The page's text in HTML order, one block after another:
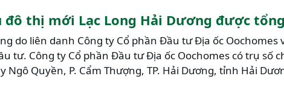
thị mới Lạc Long Hải Dương được
do liên danh Công ty Cổ phần Đầu tư Địa ốc Oochomes
tư. Công ty Cổ phần Đầu tư Địa ốc Oochomes có trụ số
Ngô Quyền, P. Cẩm Thượng, TP. Hải Dương, tỉnh Hải